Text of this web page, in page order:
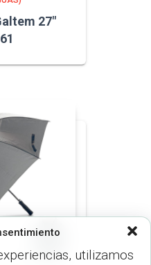
utilizamos
27″